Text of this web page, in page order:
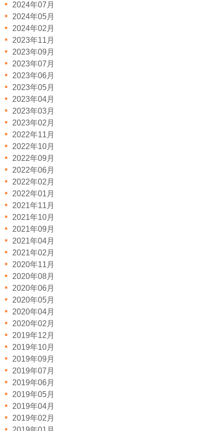
2024年07月
2024年05月
2024年02月
2023年11月
2023年09月
2023年07月
2023年06月
2023年05月
2023年04月
2023年03月
2023年02月
2022年11月
2022年10月
2022年09月
2022年06月
2022年02月
2022年01月
2021年11月
2021年10月
2021年09月
2021年04月
2021年02月
2020年11月
2020年08月
2020年06月
2020年05月
2020年04月
2020年02月
2019年12月
2019年10月
2019年09月
2019年07月
2019年06月
2019年05月
2019年04月
2019年02月